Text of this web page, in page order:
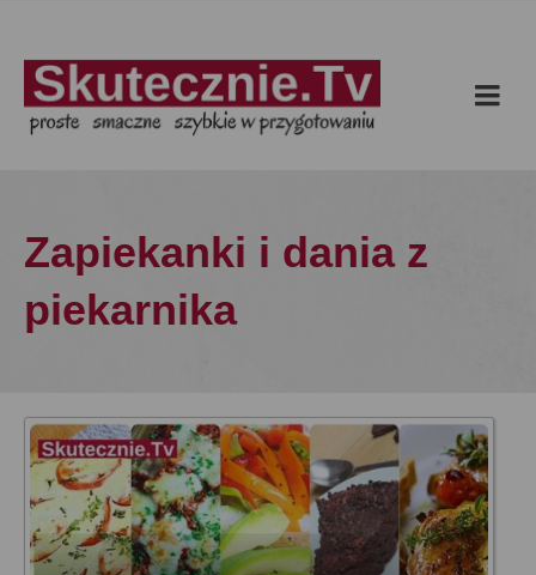
Zapiekanki i dania z
piekarnika